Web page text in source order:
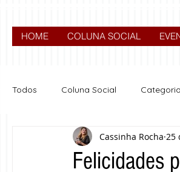
HOME COLUNA SOCIAL
Todos Coluna Social
Nova categoria
Felicidades
Cassinha Rocha 25